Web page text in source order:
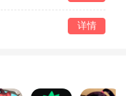
详情